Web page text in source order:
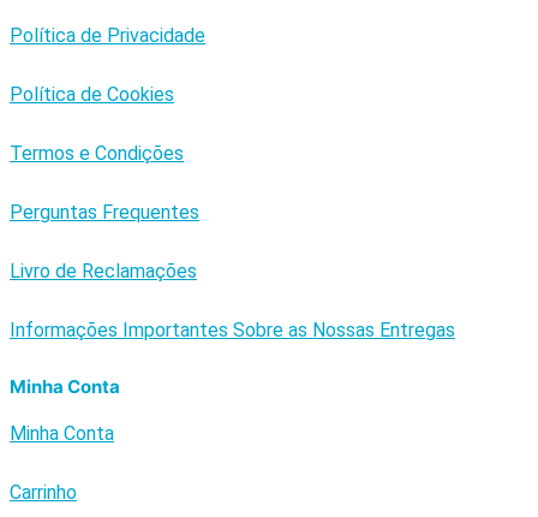
Política de Privacidade
Política de Cookies
Termos e Condições
Perguntas Frequentes
Livro de Reclamações
Informações Importantes Sobre as Nossas Entregas
Minha Conta
Minha Conta
Carrinho